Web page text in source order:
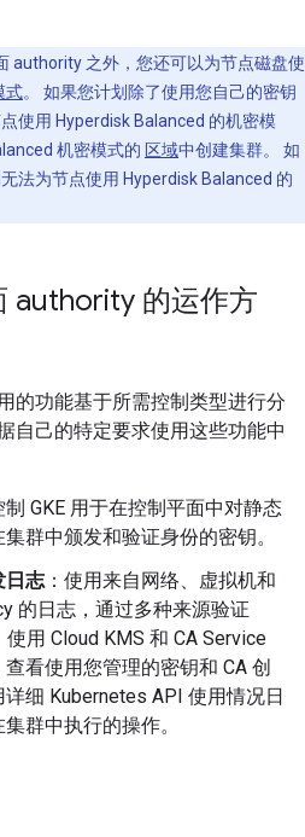
authority 之外，您还可以为节点磁盘使
式。 如果您计划除了使用您自己的密钥
使用 Hyperdisk Balanced 的机密模
机密模式的 区域中创建集群。 如
法为节点使用 Hyperdisk Balanced 的
authority 的运作方
的功能基于所需控制类型进行分
自己的特定要求使用这些功能中
制 GKE 用于在控制平面中对静态
群中颁发和验证身份的密钥。
日志：使用来自网络、虚拟机和
的日志，通过多种来源验证
用 Cloud KMS 和 CA Service
看使用您管理的密钥和 CA 创
细 Kubernetes API 使用情况日
群中执行的操作。